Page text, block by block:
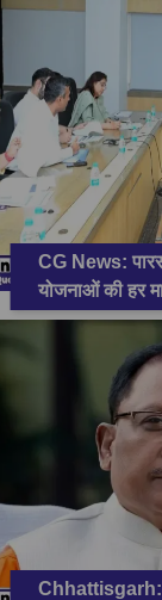
CG News: पारस
योजनाओं की हर
Chhattisgarh: